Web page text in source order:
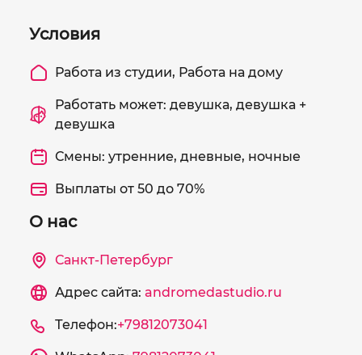
Условия
Работа из студии, Работа на дому
Работать может: девушка, девушка +
девушка
Смены: утренние, дневные, ночные
Выплаты от 50 до 70%
О нас
Санкт-Петербург
Адрес сайта: andromedastudio.ru
Телефон:+79812073041